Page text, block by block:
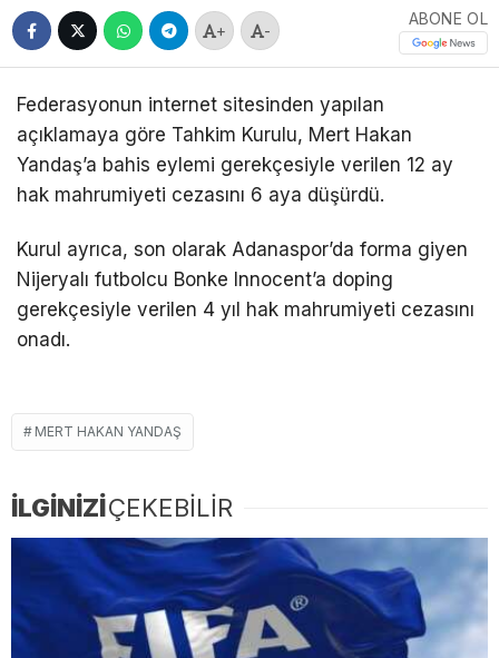
+ -
ABONE OL
Federasyonun internet sitesinden yapılan
açıklamaya göre Tahkim Kurulu, Mert Hakan
Yandaş’a bahis eylemi gerekçesiyle verilen 12 ay
hak mahrumiyeti cezasını 6 aya düşürdü.
Kurul ayrıca, son olarak Adanaspor’da forma giyen
Nijeryalı futbolcu Bonke Innocent’a doping
gerekçesiyle verilen 4 yıl hak mahrumiyeti cezasını
onadı.
MERT HAKAN YANDAŞ
İLGİNİZİÇEKEBİLİR